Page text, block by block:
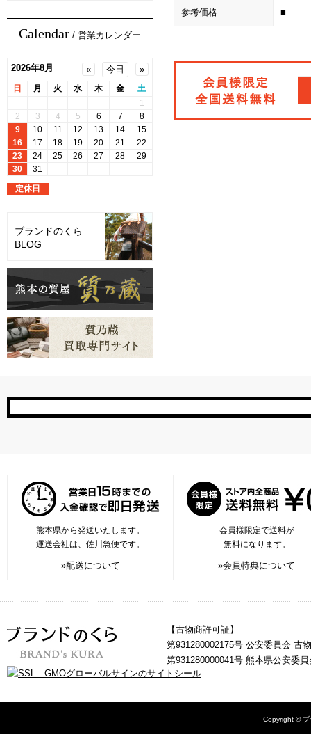
Calendar / 営業カレンダー
ブランドのくら
BLOG
参考価格 ■
熊本県から発送いたします。
運送会社は、佐川急便です。
»配送について
会員様限定で送料が
無料になります。
»会員特典について
【古物商許可証】
第931280002175号 公安委員会 古
第931280000041号 熊本県公安委
Copyright © ブ